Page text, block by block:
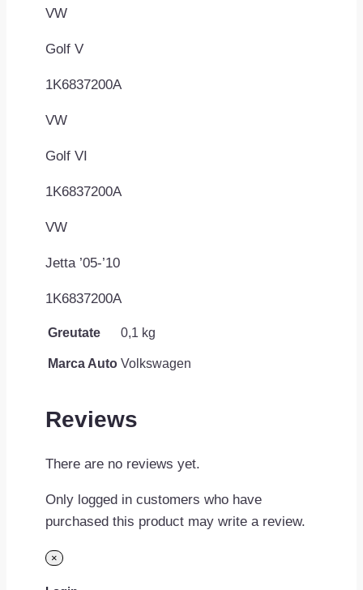
VW
Golf V
1K6837200A
VW
Golf VI
1K6837200A
VW
Jetta ’05-’10
1K6837200A
Greutate 0,1 kg
Marca Auto Volkswagen
Reviews
There are no reviews yet.
Only logged in customers who have
purchased this product may write a review.
×